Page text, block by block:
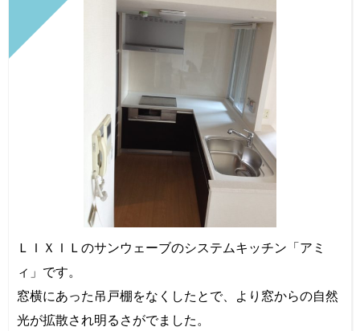
ＬＩＸＩＬのサンウェーブのシステムキッチン「アミ
ィ」です。
窓横にあった吊戸棚をなくしたとで、より窓からの自然
光が拡散され明るさがでました。